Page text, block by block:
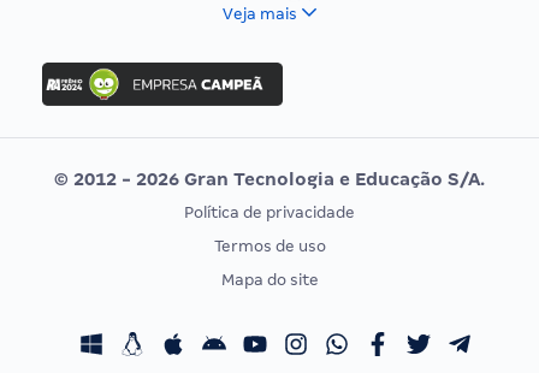
Concurso Nacional Unificado
Concurso Ibama
Concurso MPU
Editais publicados
Vunesp
CONCURSOS POR PROFISSÃO
Concursos Fiscais
EXAME DE ORDEM
Calendário OAB
Veja mais
© 2012 - 2026 Gran Tecnologia e Educação S/A.
Política de privacidade
Termos de uso
Mapa do site